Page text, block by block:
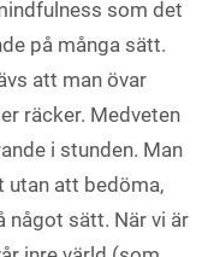
som det
på många sätt.
att man övar
räcker. Medveten
i stunden. Man
utan att bedöma,
något sätt. När vi är